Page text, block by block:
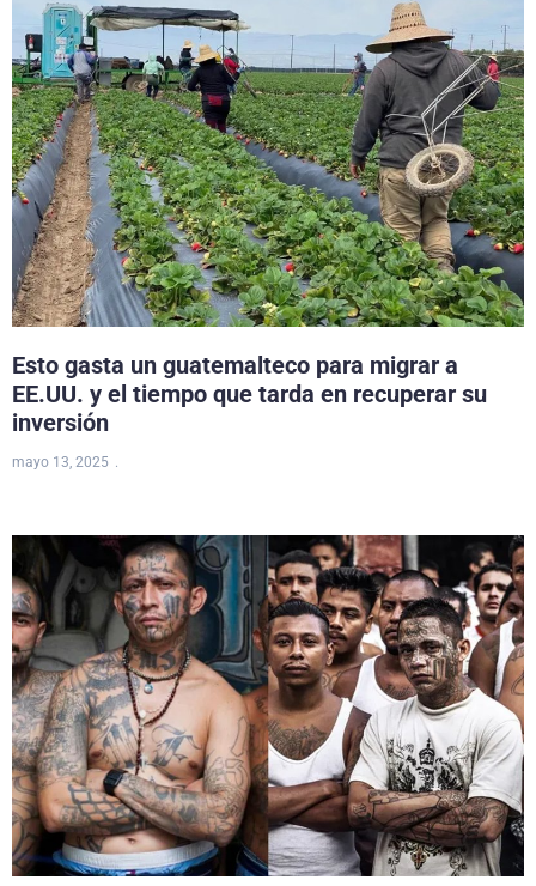
Esto gasta un guatemalteco para migrar a
EE.UU. y el tiempo que tarda en recuperar su
inversión
mayo 13, 2025